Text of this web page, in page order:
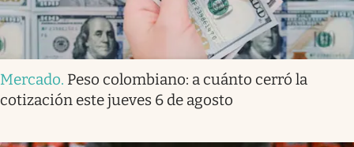
Mercado. Peso colombiano: a cuánto cerró la
cotización este jueves 6 de agosto